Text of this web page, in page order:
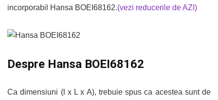
incorporabil Hansa BOEI68162.(vezi reducerile de AZI)
Despre Hansa BOEI68162
Ca dimensiuni (l x L x A), trebuie spus ca acestea sunt de